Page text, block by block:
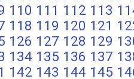
110 111 112 113
118 119 120 121
126 127 128 129
134 135 136 137
142 143 144 145